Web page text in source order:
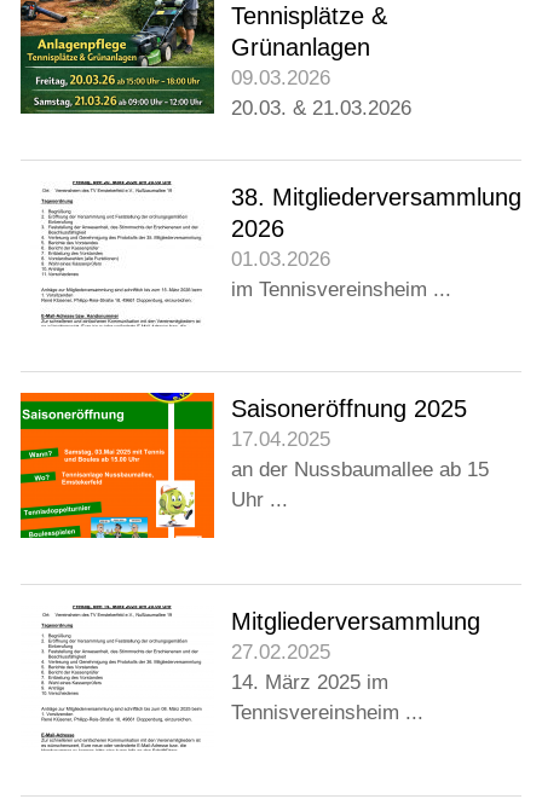
Tennisplätze &
Grünanlagen
09.03.2026
20.03. & 21.03.2026
38. Mitgliederversammlung
2026
01.03.2026
im Tennisvereinsheim ...
Saisoneröffnung 2025
17.04.2025
an der Nussbaumallee ab 15
Uhr ...
Mitgliederversammlung
27.02.2025
14. März 2025 im
Tennisvereinsheim ...